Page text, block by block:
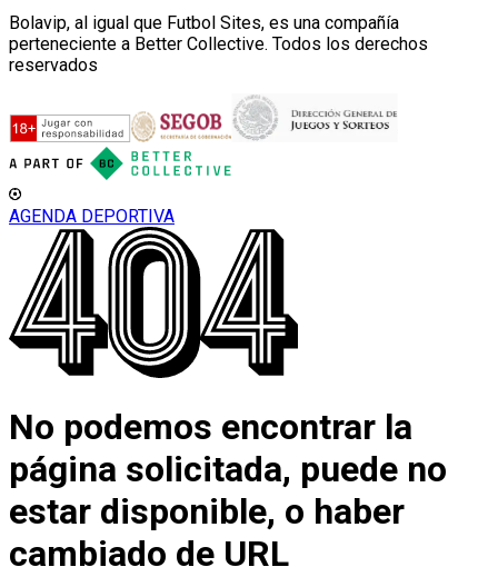
Bolavip, al igual que Futbol Sites, es una compañía
perteneciente a Better Collective. Todos los derechos
reservados
AGENDA DEPORTIVA
No podemos encontrar la
página solicitada, puede no
estar disponible, o haber
cambiado de URL